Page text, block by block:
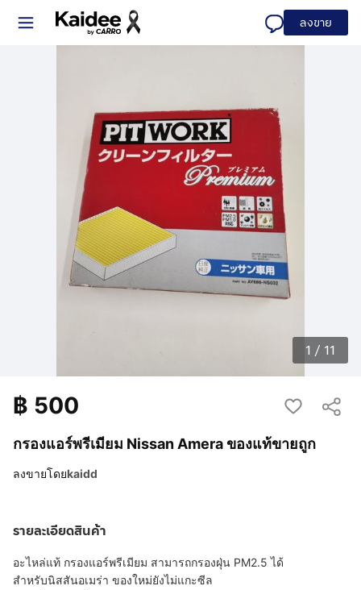
ลงขาย
1 / 11
กรองแอร์พรีเมียม Nissan Amera ของแท้ขายถูก
฿ 500
ลงขายโดยkaidd
รายละเอียดสินค้า
อะไหล่แท้ กรองแอร์พรีเมียม สามารถกรองฝุ่น PM2.5 ได้
สำหรับนิสสันอเมร่า ของใหม่ยังไม่แกะซีล